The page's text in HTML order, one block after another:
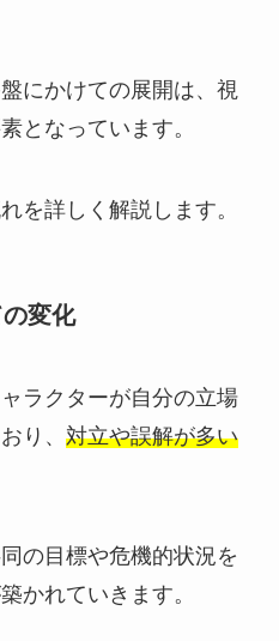
にかけての展開は、視
となっています。
を詳しく解説します。
変化
ラクターが自分の立場
り、 対立や誤解が多い
の目標や危機的状況を
かれていきます。